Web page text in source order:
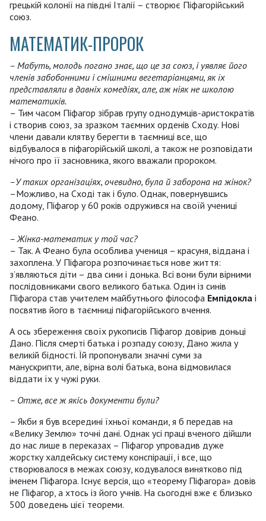
грецькій колонії на півдні Італії – створює Піфагорійський
союз.
МАТЕМАТИК-ПРОРОК
– Мабуть, молодь погано знає, що це за союз, і уявляє його
членів забобонними і смішними вегетаріанцями, як їх
представляли в давніх комедіях, але, аж ніяк не школою
математиків.
– Тим часом Піфагор зібрав групу однодумців-аристократів
і створив союз, за зразком таємних орденів Сходу. Нові
члени давали клятву берегти в таємниці все, що
відбувалося в піфагорійській школі, а також не розповідати
нічого про її засновника, якого вважали пророком.
–У таких організаціях, очевидно, була й заборона на жінок?
–Можливо, на Сході так і було. Однак, повернувшись
додому, Піфагор у 60 років одружився на своїй учениці
Феано.
– Жінка-математик у той час?
– Так. А Феано була особлива учениця – красуня, віддана і
захоплена. У Піфагора розпочинається нове життя:
з’являються діти – два сини і донька. Всі вони були вірними
послідовниками свого великого батька. Один із синів
Піфагора став учителем майбутнього філософа Емпідокла і
посвятив його в таємниці піфагорійського вчення.
А ось збереження своїх рукописів Піфагор довірив доньці
Дано. Після смерті батька і розпаду союзу, Дано жила у
великій бідності. Їй пропонували значні суми за
манускрипти, але, вірна волі батька, вона відмовилася
віддати їх у чужі руки.
– Отже, все ж якісь документи були?
– Якби я був всередині їхньої команди, я б передав на
«Велику Землю» точні дані. Однак усі праці вченого дійшли
до нас лише в переказах – Піфагор упровадив дуже
жорстку халдейську систему конспірації, і все, що
створювалося в межах союзу, кодувалося винятково під
іменем Піфагора. Існує версія, що «теорему Піфагора» довів
не Піфагор, а хтось із його учнів. На сьогодні вже є близько
500 доведень цієї теореми.